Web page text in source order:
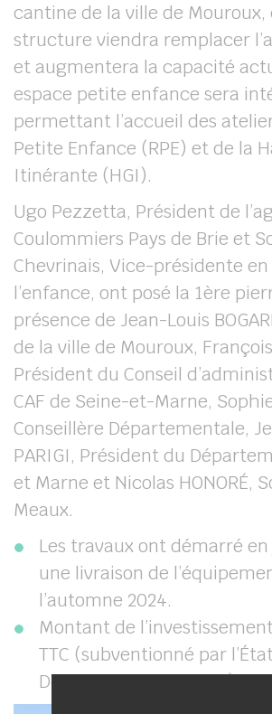
cantine de la ville de
structure viendra remplacer
et augmentera la capacité
espace petite enfance sera
permettant l’accueil des
Petite Enfance (RPE) et de la
Itinérante (HGI).
Ugo Pezzetta, Président de
Coulommiers Pays de Brie et
Chevrinais, Vice-présidente
l’enfance, ont posé la 1ère
présence de Jean-Louis
de la ville de Mouroux, François
Président du Conseil
CAF de Seine-et-Marne, Sophie
Conseillère Départementale,
PARIGI, Président du
et Marne et Nicolas HONORÉ,
Meaux.
Les travaux ont démarré
une livraison de
l’automne 2024.
Montant de
TTC (subventionné par
Département et la CAF).